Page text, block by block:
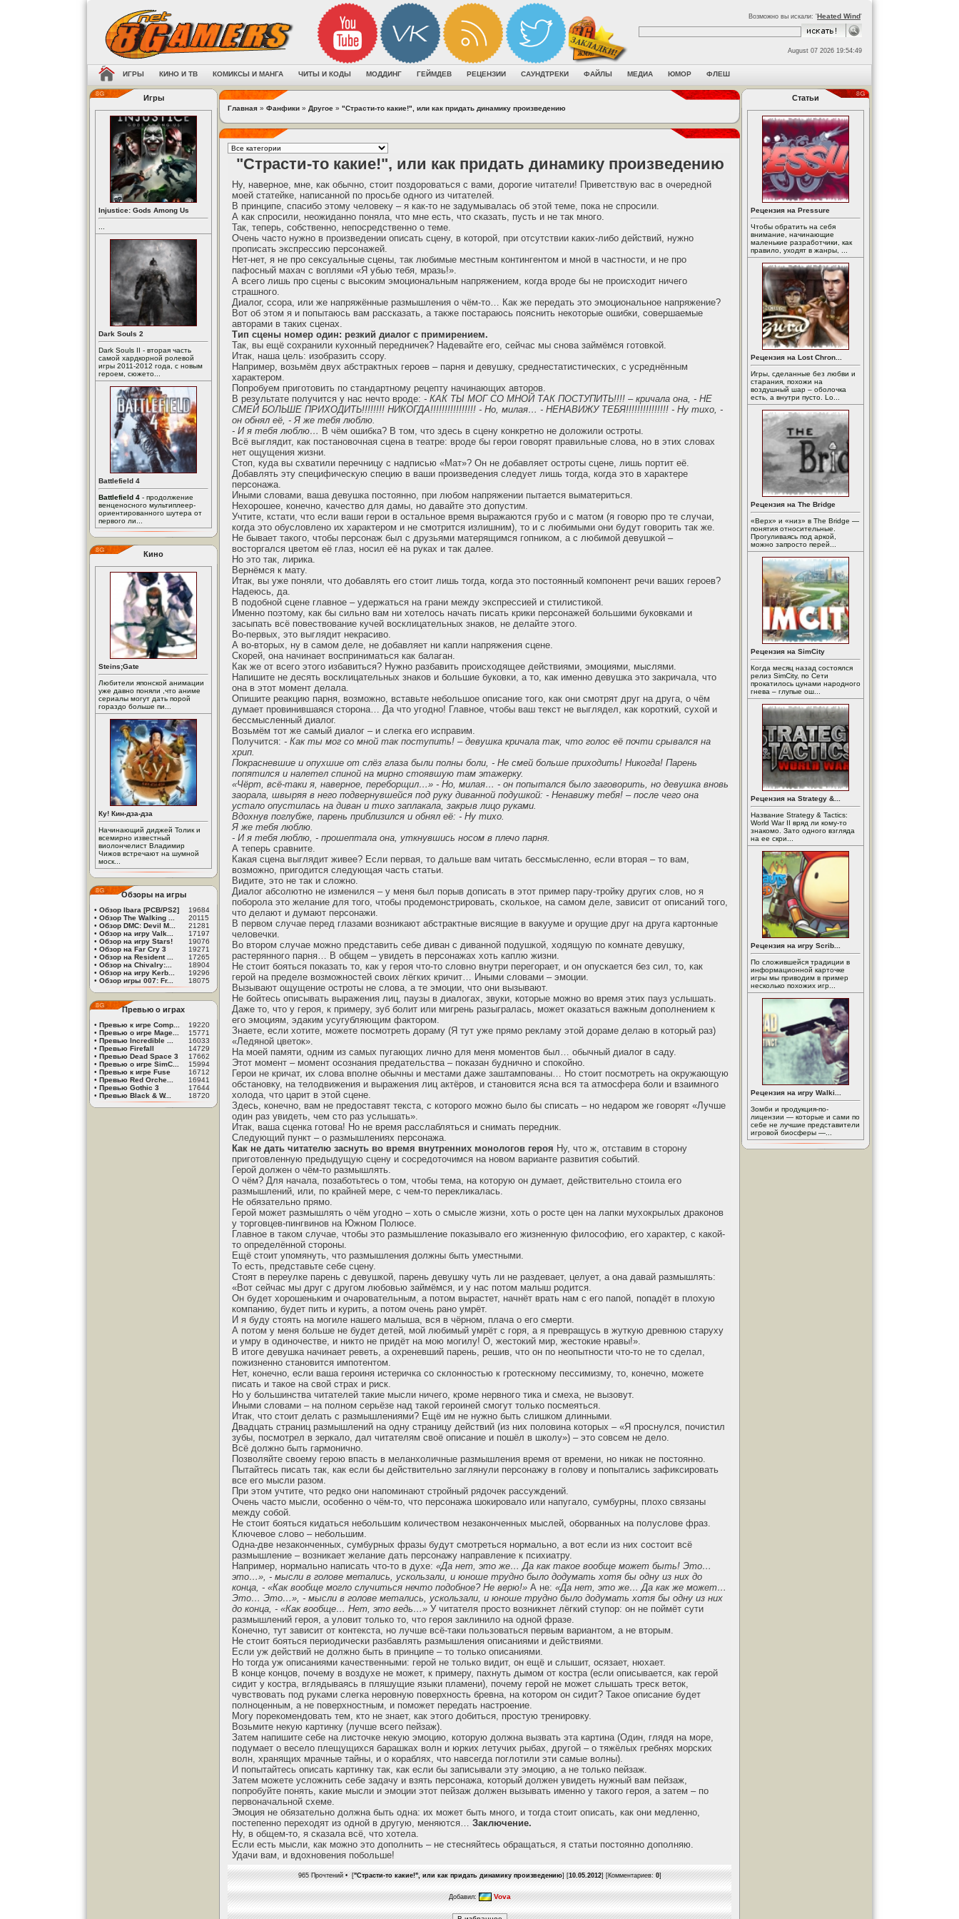
Возможно вы искали: 'Heated Wind'
August 07 2026 19:54:49
ИГРЫ КИНО И ТВ КОМИКСЫ И МАНГА ЧИТЫ И КОДЫ МОДДИНГ ГЕЙМДЕВ РЕЦЕНЗИИ САУНДТРЕКИ ФАЙЛЫ МЕДИА ЮМОР ФЛЕШ
Игры
Injustice: Gods Among Us
Dark Souls 2
Dark Souls II - вторая часть
самой хардкорной ролевой
игры 2011-2012 года, с новым
героем, сюжето...
Battlefield 4
Battlefield 4 - продолжение
венценосного мультиплеер-
ориентированного шутера от
первого ли...
Кино
Steins;Gate
Любители японской анимации
уже давно поняли ,что аниме
сериалы могут дать порой
гораздо больше пи...
Ку! Кин-дза-дза
Начинающий диджей Толик и
всемирно известный
виолончелист Владимир
Чижов встречают на шумной
моск...
Обзоры на игры
• Обзор Ibara [PCB/PS2]
19684
• Обзор The Walking ...
20115
• Обзор DMC: Devil M...
21281
• Обзор на игру Valk...
17197
• Обзор на игру Stars!
19076
• Обзор на Far Cry 3
19271
• Обзор на Resident ...
17265
• Обзор на Chivalry:...
18904
• Обзор на игру Kerb...
19296
• Обзор игры 007: Fr... 18075
Превью о играх
• Превью к игре Comp...
19220
• Превью о игре Mage...
15771
• Превью Incredible ...
16033
• Превью Firefall
14729
• Превью Dead Space 3
17662
• Превью о игре SimC...
15994
• Превью к игре Fuse
16712
• Превью Red Orche...
16941
• Превью Gothic 3
17644
• Превью Black & W... 18720
Главная » Фанфики » Другое » "Страсти-то какие!", или как придать динамику произведению
"Страсти-то какие!", или как придать динамику произведению
Ну, наверное, мне, как обычно, стоит поздороваться с вами, дорогие читатели! Приветствую вас в очередной
моей статейке, написанной по просьбе одного из читателей.
В принципе, спасибо этому человеку – я как-то не задумывалась об этой теме, пока не спросили.
А как спросили, неожиданно поняла, что мне есть, что сказать, пусть и не так много.
Так, теперь, собственно, непосредственно о теме.
Очень часто нужно в произведении описать сцену, в которой, при отсутствии каких-либо действий, нужно
прописать экспрессию персонажей.
Нет-нет, я не про сексуальные сцены, так любимые местным контингентом и мной в частности, и не про
пафосный махач с воплями «Я убью тебя, мразь!».
А всего лишь про сцены с высоким эмоциональным напряжением, когда вроде бы не происходит ничего
страшного.
Диалог, ссора, или же напряжённые размышления о чём-то… Как же передать это эмоциональное напряжение?
Вот об этом я и попытаюсь вам рассказать, а также постараюсь пояснить некоторые ошибки, совершаемые
авторами в таких сценах.
Тип сцены номер один: резкий диалог с примирением.
Так, вы ещё сохранили кухонный передничек? Надевайте его, сейчас мы снова займёмся готовкой.
Итак, наша цель: изобразить ссору.
Например, возьмём двух абстрактных героев – парня и девушку, среднестатистических, с усреднённым
характером.
Попробуем приготовить по стандартному рецепту начинающих авторов.
В результате получится у нас нечто вроде: - КАК ТЫ МОГ СО МНОЙ ТАК ПОСТУПИТЬ!!!! – кричала она, - НЕ
СМЕЙ БОЛЬШЕ ПРИХОДИТЬ!!!!!!!! НИКОГДА!!!!!!!!!!!!!!!! - Но, милая… - НЕНАВИЖУ ТЕБЯ!!!!!!!!!!!!!!! - Ну тихо, -
он обнял её, - Я же тебя люблю.
- И я тебя люблю… В чём ошибка? В том, что здесь в сцену конкретно не доложили остроты.
Всё выглядит, как постановочная сцена в театре: вроде бы герои говорят правильные слова, но в этих словах
нет ощущения жизни.
Стоп, куда вы схватили перечницу с надписью «Мат»? Он не добавляет остроты сцене, лишь портит её.
Добавлять эту специфическую специю в ваши произведения следует лишь тогда, когда это в характере
персонажа.
Иными словами, ваша девушка постоянно, при любом напряжении пытается выматериться.
Нехорошее, конечно, качество для дамы, но давайте это допустим.
Учтите, кстати, что если ваши герои в остальное время выражаются грубо и с матом (я говорю про те случаи,
когда это обусловлено их характером и не смотрится излишним), то и с любимыми они будут говорить так же.
Не бывает такого, чтобы персонаж был с друзьями матерящимся гопником, а с любимой девушкой –
восторгался цветом её глаз, носил её на руках и так далее.
Но это так, лирика.
Вернёмся к мату.
Итак, вы уже поняли, что добавлять его стоит лишь тогда, когда это постоянный компонент речи ваших героев?
Надеюсь, да.
В подобной сцене главное – удержаться на грани между экспрессией и стилистикой.
Именно поэтому, как бы сильно вам ни хотелось начать писать крики персонажей большими буковками и
засыпать всё повествование кучей восклицательных знаков, не делайте этого.
Во-первых, это выглядит некрасиво.
А во-вторых, ну в самом деле, не добавляет ни капли напряжения сцене.
Скорей, она начинает восприниматься как балаган.
Как же от всего этого избавиться? Нужно разбавить происходящее действиями, эмоциями, мыслями.
Напишите не десять восклицательных знаков и большие буковки, а то, как именно девушка это закричала, что
она в этот момент делала.
Опишите реакцию парня, возможно, вставьте небольшое описание того, как они смотрят друг на друга, о чём
думает провинившаяся сторона… Да что угодно! Главное, чтобы ваш текст не выглядел, как короткий, сухой и
бессмысленный диалог.
Возьмём тот же самый диалог – и слегка его исправим.
Получится: - Как ты мог со мной так поступить! – девушка кричала так, что голос её почти срывался на
хрип.
Покрасневшие и опухшие от слёз глаза были полны боли, - Не смей больше приходить! Никогда! Парень
попятился и налетел спиной на мирно стоявшую там этажерку.
«Чёрт, всё-таки я, наверное, переборщил…» - Но, милая… - он попытался было заговорить, но девушка вновь
заорала, швыряя в него подвернувшейся под руку диванной подушкой: - Ненавижу тебя! – после чего она
устало опустилась на диван и тихо заплакала, закрыв лицо руками.
Вдохнув поглубже, парень приблизился и обнял её: - Ну тихо.
Я же тебя люблю.
- И я тебя люблю, - прошептала она, уткнувшись носом в плечо парня.
А теперь сравните.
Какая сцена выглядит живее? Если первая, то дальше вам читать бессмысленно, если вторая – то вам,
возможно, пригодится следующая часть статьи.
Видите, это не так и сложно.
Диалог абсолютно не изменился – у меня был порыв дописать в этот пример пару-тройку других слов, но я
поборола это желание для того, чтобы продемонстрировать, сколькое, на самом деле, зависит от описаний того,
что делают и думают персонажи.
В первом случае перед глазами возникают абстрактные висящие в вакууме и орущие друг на друга картонные
человечки.
Во втором случае можно представить себе диван с диванной подушкой, ходящую по комнате девушку,
растерянного парня… В общем – увидеть в персонажах хоть каплю жизни.
Не стоит бояться показать то, как у героя что-то словно внутри перегорает, и он опускается без сил, то, как
герой на пределе возможностей своих лёгких кричит… Иными словами – эмоции.
Вызывают ощущение остроты не слова, а те эмоции, что они вызывают.
Не бойтесь описывать выражения лиц, паузы в диалогах, звуки, которые можно во время этих пауз услышать.
Даже то, что у героя, к примеру, зуб болит или мигрень разыгралась, может оказаться важным дополнением к
его эмоциям, эдаким усугубляющим фактором.
Знаете, если хотите, можете посмотреть дораму (Я тут уже прямо рекламу этой дораме делаю в который раз)
«Ледяной цветок».
На моей памяти, одним из самых пугающих лично для меня моментов был… обычный диалог в саду.
Этот момент – момент осознания предательства – показан буднично и спокойно.
Герои не кричат, их слова вполне обычны и местами даже заштампованы… Но стоит посмотреть на окружающую
обстановку, на телодвижения и выражения лиц актёров, и становится ясна вся та атмосфера боли и взаимного
холода, что царит в этой сцене.
Здесь, конечно, вам не предоставят текста, с которого можно было бы списать – но недаром же говорят «Лучше
один раз увидеть, чем сто раз услышать».
Итак, ваша сценка готова! Но не время расслабляться и снимать передник.
Следующий пункт – о размышлениях персонажа.
Как не дать читателю заснуть во время внутренних монологов героя Ну, что ж, отставим в сторону
приготовленную предыдущую сцену и сосредоточимся на новом варианте развития событий.
Герой должен о чём-то размышлять.
О чём? Для начала, позаботьтесь о том, чтобы тема, на которую он думает, действительно стоила его
размышлений, или, по крайней мере, с чем-то перекликалась.
Не обязательно прямо.
Герой может размышлять о чём угодно – хоть о смысле жизни, хоть о росте цен на лапки мухокрылых драконов
у торговцев-пингвинов на Южном Полюсе.
Главное в таком случае, чтобы это размышление показывало его жизненную философию, его характер, с какой-
то определённой стороны.
Ещё стоит упомянуть, что размышления должны быть уместными.
То есть, представьте себе сцену.
Стоят в переулке парень с девушкой, парень девушку чуть ли не раздевает, целует, а она давай размышлять:
«Вот сейчас мы друг с другом любовью займёмся, и у нас потом малыш родится.
Он будет хорошеньким и очаровательным, а потом вырастет, начнёт врать нам с его папой, попадёт в плохую
компанию, будет пить и курить, а потом очень рано умрёт.
И я буду стоять на могиле нашего малыша, вся в чёрном, плача о его смерти.
А потом у меня больше не будет детей, мой любимый умрёт с горя, а я превращусь в жуткую древнюю старуху
и умру в одиночестве, и никто не придёт на мою могилу! О, жестокий мир, жестокие нравы!».
В итоге девушка начинает реветь, а охреневший парень, решив, что он по неопытности что-то не то сделал,
пожизненно становится импотентом.
Нет, конечно, если ваша героиня истеричка со склонностью к гротескному пессимизму, то, конечно, можете
писать и такое на свой страх и риск.
Но у большинства читателей такие мысли ничего, кроме нервного тика и смеха, не вызовут.
Иными словами – на полном серьёзе над такой героиней смогут только посмеяться.
Итак, что стоит делать с размышлениями? Ещё им не нужно быть слишком длинными.
Двадцать страниц размышлений на одну страницу действий (из них половина которых – «Я проснулся, почистил
зубы, посмотрел в зеркало, дал читателям своё описание и пошёл в школу») – это совсем не дело.
Всё должно быть гармонично.
Позволяйте своему герою впасть в меланхоличные размышления время от времени, но никак не постоянно.
Пытайтесь писать так, как если бы действительно заглянули персонажу в голову и попытались зафиксировать
все его мысли разом.
При этом учтите, что редко они напоминают стройный рядочек рассуждений.
Очень часто мысли, особенно о чём-то, что персонажа шокировало или напугало, сумбурны, плохо связаны
между собой.
Не стоит бояться кидаться небольшим количеством незаконченных мыслей, оборванных на полуслове фраз.
Ключевое слово – небольшим.
Одна-две незаконченных, сумбурных фразы будут смотреться нормально, а вот если из них состоит всё
размышление – возникает желание дать персонажу направление к психиатру.
Например, нормально написать что-то в духе: «Да нет, это же… Да как такое вообще может быть! Это…
это…», - мысли в голове метались, ускользали, и юноше трудно было додумать хотя бы одну из них до
конца, - «Как вообще могло случиться нечто подобное? Не верю!» А не: «Да нет, это же… Да как же может…
Это… Это…», - мысли в голове метались, ускользали, и юноше трудно было додумать хотя бы одну из них
до конца, - «Как вообще… Нет, это ведь…» У читателя просто возникнет лёгкий ступор: он не поймёт сути
размышлений героя, а уловит только то, что героя заклинило на одной фразе.
Конечно, тут зависит от контекста, но лучше всё-таки пользоваться первым вариантом, а не вторым.
Не стоит бояться периодически разбавлять размышления описаниями и действиями.
Если уж действий не должно быть в принципе – то только описаниями.
Но тогда уж описаниями качественными: герой не только видит, он ещё и слышит, осязает, нюхает.
В конце концов, почему в воздухе не может, к примеру, пахнуть дымом от костра (если описывается, как герой
сидит у костра, вглядываясь в пляшущие языки пламени), почему герой не может слышать треск веток,
чувствовать под руками слегка неровную поверхность бревна, на котором он сидит? Такое описание будет
полноценным, а не поверхностным, и поможет передать настроение.
Могу порекомендовать тем, кто не знает, как этого добиться, простую тренировку.
Возьмите некую картинку (лучше всего пейзаж).
Затем напишите себе на листочке некую эмоцию, которую должна вызвать эта картина (Один, глядя на море,
подумает о весело плещущихся барашках волн и юрких летучих рыбах, другой – о тяжёлых гребнях морских
волн, хранящих мрачные тайны, и о кораблях, что навсегда поглотили эти самые волны).
И попытайтесь описать картинку так, как если бы записывали эту эмоцию, а не только пейзаж.
Затем можете усложнить себе задачу и взять персонажа, который должен увидеть нужный вам пейзаж,
попробуйте понять, какие мысли и эмоции этот пейзаж должен вызывать именно у такого героя, а затем – по
первоначальной схеме.
Эмоция не обязательно должна быть одна: их может быть много, и тогда стоит описать, как они медленно,
постепенно переходят из одной в другую, меняются… Заключение.
Ну, в общем-то, я сказала всё, что хотела.
Если есть мысли, как можно это дополнить – не стесняйтесь обращаться, я статьи постоянно дополняю.
Удачи вам, и вдохновения побольше!
965 Прочтений • ["Страсти-то какие!", или как придать динамику произведению] [10.05.2012] [Комментариев: 0]
Добавил: Vova
Статьи
Рецензия на Pressure
Чтобы обратить на себя
внимание, начинающие
маленькие разработчики, как
правило, уходят в жанры, ...
Рецензия на Lost Chron...
Игры, сделанные без любви и
старания, похожи на
воздушный шар – оболочка
есть, а внутри пусто. Lo...
Рецензия на The Bridge
«Верх» и «низ» в The Bridge —
понятия относительные.
Прогуливаясь под аркой,
можно запросто перей...
Рецензия на SimCity
Когда месяц назад состоялся
релиз SimCity, по Сети
прокатилось цунами народного
гнева – глупые ош...
Рецензия на Strategy &...
Название Strategy & Tactics:
World War II вряд ли кому-то
знакомо. Зато одного взгляда
на ее скри...
Рецензия на игру Scrib...
По сложившейся традиции в
информационной карточке
игры мы приводим в пример
несколько похожих игр...
Рецензия на игру Walki...
Зомби и продукция-по-
лицензии — которые и сами по
себе не лучшие представители
игровой биосферы —...